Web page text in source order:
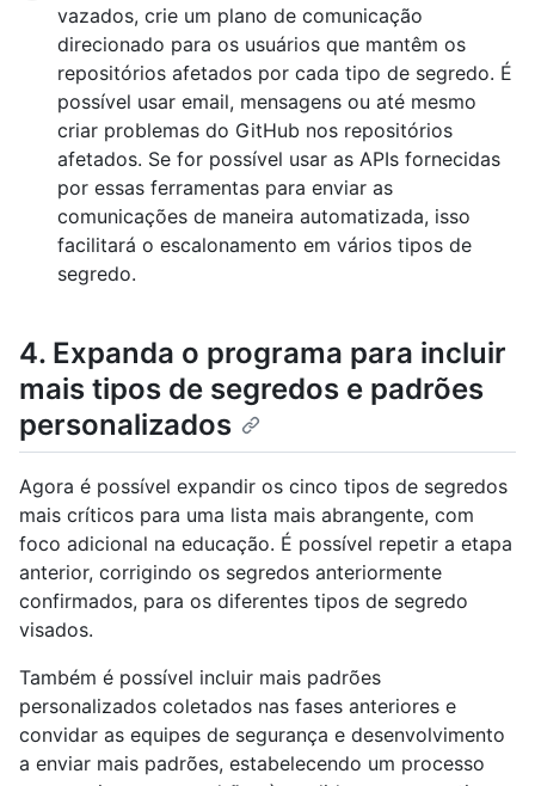
vazados, crie um plano de comunicação
direcionado para os usuários que mantêm os
repositórios afetados por cada tipo de segredo. É
possível usar email, mensagens ou até mesmo
criar problemas do GitHub nos repositórios
afetados. Se for possível usar as APIs fornecidas
por essas ferramentas para enviar as
comunicações de maneira automatizada, isso
facilitará o escalonamento em vários tipos de
segredo.
4. Expanda o programa para incluir
mais tipos de segredos e padrões
personalizados
Agora é possível expandir os cinco tipos de segredos
mais críticos para uma lista mais abrangente, com
foco adicional na educação. É possível repetir a etapa
anterior, corrigindo os segredos anteriormente
confirmados, para os diferentes tipos de segredo
visados.
Também é possível incluir mais padrões
personalizados coletados nas fases anteriores e
convidar as equipes de segurança e desenvolvimento
a enviar mais padrões, estabelecendo um processo